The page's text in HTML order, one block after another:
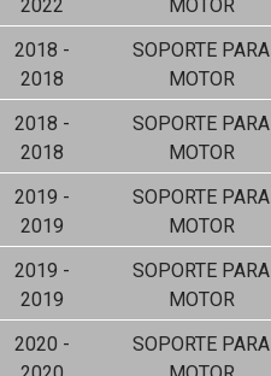
2022
MOTOR
2018 -
2018
SOPORTE PARA
MOTOR
2018 -
2018
SOPORTE PARA
MOTOR
2019 -
2019
SOPORTE PARA
MOTOR
2019 -
2019
SOPORTE PARA
MOTOR
2020 -
SOPORTE PARA